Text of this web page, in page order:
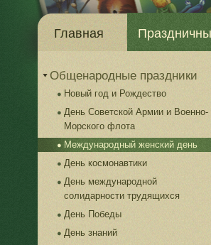
Главная
Общенародные праздники
Новый год и Рождество
День Советской Армии и Военно-
Морского флота
Международный женский день
День космонавтики
День международной
солидарности трудящихся
День Победы
День знаний